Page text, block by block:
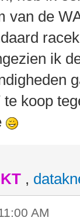
van de
ik
koop
,
AM